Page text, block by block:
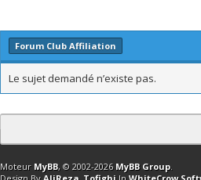
Forum Club Affiliation
Le sujet demandé n’existe pas.
Contact Club Affiliation Retourner en
Moteur MyBB, © 2002-2026 MyBB Group.